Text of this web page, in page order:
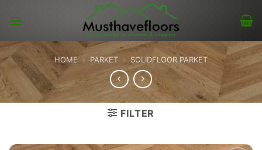
HOME » PARKET » SOLIDFLOOR PARKET
FILTER